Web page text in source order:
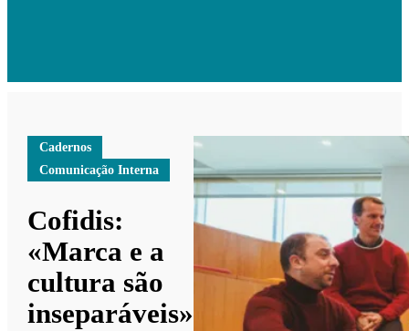
Cadernos
Comunicação Interna
Cofidis:
«Marca e a
cultura são
inseparáveis»